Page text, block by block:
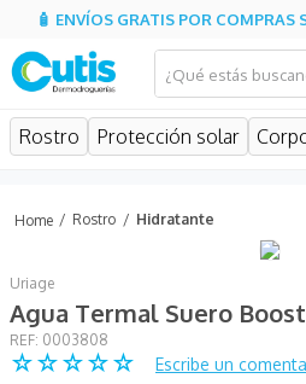
🧴 ENVÍOS GRATIS POR COMPRAS
¿Qué estás
Rostro Protección solar
Rostro Hidratante
Uriage
Agua Termal Suero
: 0003808
☆☆☆☆☆
Escribe un
MÁS BUSCADOS